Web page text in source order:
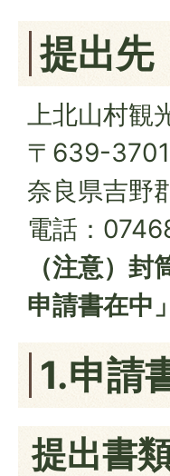
提出先
上北山村観
〒639-3701
奈良県吉野
電話：
（注意）
申請書在中
1.申請
提出書